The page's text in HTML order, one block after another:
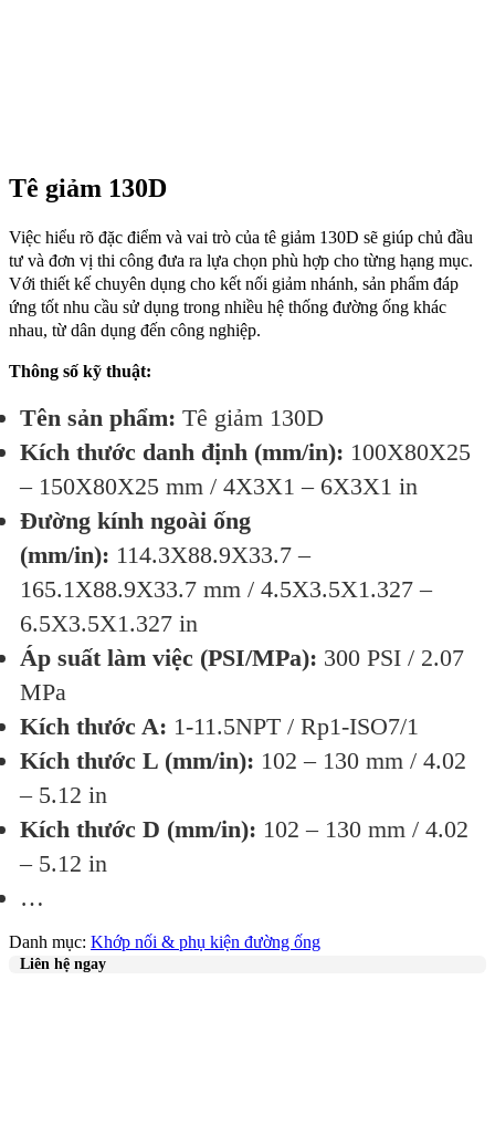
Tê giảm 130D
Việc hiểu rõ đặc điểm và vai trò của tê giảm 130D sẽ giúp chủ đầu
tư và đơn vị thi công đưa ra lựa chọn phù hợp cho từng hạng mục.
Với thiết kế chuyên dụng cho kết nối giảm nhánh, sản phẩm đáp
ứng tốt nhu cầu sử dụng trong nhiều hệ thống đường ống khác
nhau, từ dân dụng đến công nghiệp.
Thông số kỹ thuật:
Tên sản phẩm: Tê giảm 130D
Kích thước danh định (mm/in): 100X80X25
– 150X80X25 mm / 4X3X1 – 6X3X1 in
Đường kính ngoài ống
(mm/in): 114.3X88.9X33.7 –
165.1X88.9X33.7 mm / 4.5X3.5X1.327 –
6.5X3.5X1.327 in
Áp suất làm việc (PSI/MPa): 300 PSI / 2.07
MPa
Kích thước A: 1-11.5NPT / Rp1-ISO7/1
Kích thước L (mm/in): 102 – 130 mm / 4.02
– 5.12 in
Kích thước D (mm/in): 102 – 130 mm / 4.02
– 5.12 in
…
Danh mục: Khớp nối & phụ kiện đường ống
Liên hệ ngay